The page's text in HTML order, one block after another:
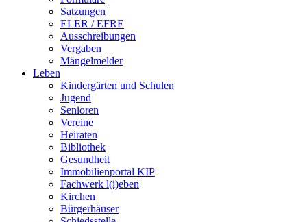
Satzungen
ELER / EFRE
Ausschreibungen
Vergaben
Mängelmelder
Leben
Kindergärten und Schulen
Jugend
Senioren
Vereine
Heiraten
Bibliothek
Gesundheit
Immobilienportal KIP
Fachwerk l(i)eben
Kirchen
Bürgerhäuser